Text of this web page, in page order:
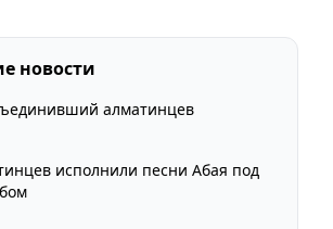
новости
алматинцев
исполнили песни Абая под